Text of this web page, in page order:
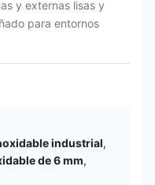
y externas lisas y
para entornos
industrial,
de 6 mm,